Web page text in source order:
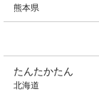
熊本県
たんたかたん
北海道